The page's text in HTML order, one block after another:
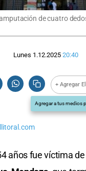
de cuatro
Lunes 1.12.2025 20:40
+ Agregar
Agregar a tus medios
años fue víctima